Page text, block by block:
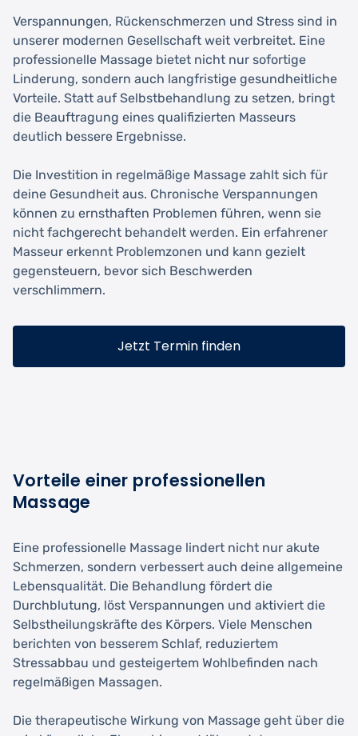
Verspannungen, Rückenschmerzen und Stress sind in
unserer modernen Gesellschaft weit verbreitet. Eine
professionelle Massage bietet nicht nur sofortige
Linderung, sondern auch langfristige gesundheitliche
Vorteile. Statt auf Selbstbehandlung zu setzen, bringt
die Beauftragung eines qualifizierten Masseurs
deutlich bessere Ergebnisse.
Die Investition in regelmäßige Massage zahlt sich für
deine Gesundheit aus. Chronische Verspannungen
können zu ernsthaften Problemen führen, wenn sie
nicht fachgerecht behandelt werden. Ein erfahrener
Masseur erkennt Problemzonen und kann gezielt
gegensteuern, bevor sich Beschwerden
verschlimmern.
Jetzt Termin finden
Vorteile einer professionellen
Massage
Eine professionelle Massage lindert nicht nur akute
Schmerzen, sondern verbessert auch deine allgemeine
Lebensqualität. Die Behandlung fördert die
Durchblutung, löst Verspannungen und aktiviert die
Selbstheilungskräfte des Körpers. Viele Menschen
berichten von besserem Schlaf, reduziertem
Stressabbau und gesteigertem Wohlbefinden nach
regelmäßigen Massagen.
Die therapeutische Wirkung von Massage geht über die